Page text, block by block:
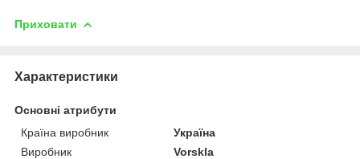
Приховати
Характеристики
Основні атрибути
Країна виробник
Україна
Виробник
Vorskla